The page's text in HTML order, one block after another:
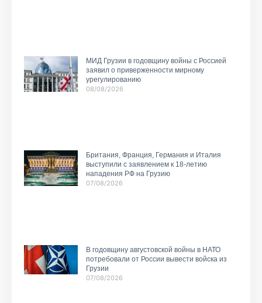
МИД Грузии в годовщину войны с Россией
заявил о приверженности мирному
урегулированию
08/08/2026
Британия, Франция, Германия и Италия
выступили с заявлением к 18-летию
нападения РФ на Грузию
07/08/2026
В годовщину августовской войны в НАТО
потребовали от России вывести войска из
Грузии
07/08/2026